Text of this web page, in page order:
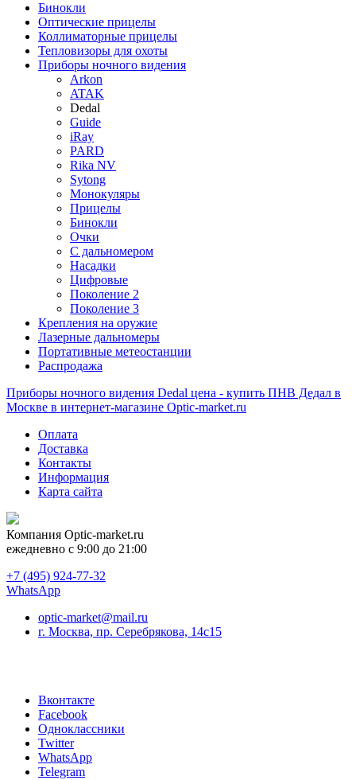
Бинокли
Оптические прицелы
Коллиматорные прицелы
Тепловизоры для охоты
Приборы ночного видения
Arkon
ATAK
Dedal
Guide
iRay
PARD
Rika NV
Sytong
Монокуляры
Прицелы
Бинокли
Очки
С дальномером
Насадки
Цифровые
Поколение 2
Поколение 3
Крепления на оружие
Лазерные дальномеры
Портативные метеостанции
Распродажа
Приборы ночного видения Dedal цена - купить ПНВ Дедал в
Москве в интернет-магазине Optic-market.ru
Оплата
Доставка
Контакты
Информация
Карта сайта
Компания Optic-market.ru
ежедневно с 9:00 до 21:00
+7 (495) 924-77-32
WhatsApp
optic-market@mail.ru
г. Москва, пр. Серебрякова, 14с15
Вконтакте
Facebook
Одноклассники
Twitter
WhatsApp
Telegram